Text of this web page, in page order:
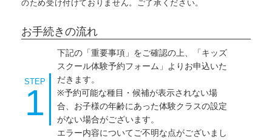
のため受け付けておりません。ご了承ください。
お手続きの流れ
STEP
1
下記の「重要事項」をご確認の上、「キッズ
スクール体験予約フォーム」よりお申込いた
だきます。
※予約可能な種目・候補が表示されない場
合、お子様の年齢にあった体験クラスの設定
がない場合がございます。
エラー内容についてご不明な点がございまし